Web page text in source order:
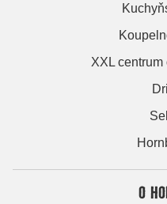
XXL
O